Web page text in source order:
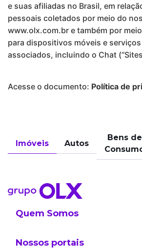
e suas afiliadas no Brasil, em
pessoais coletados por meio do
www.olx.com.br e também por
para dispositivos móveis e
associados, incluindo o Chat
Acesse o documento: Política de
Imóveis Autos
Bens de
Quem Somos
Nossos portais